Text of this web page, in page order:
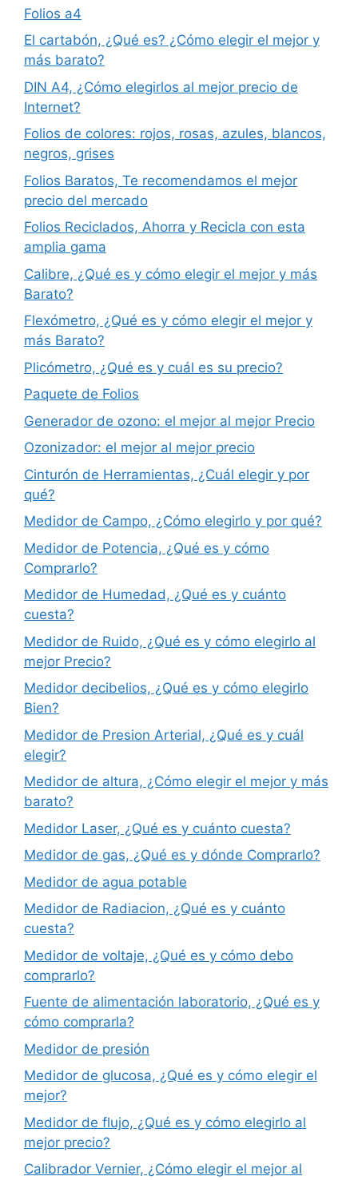
Folios a4
El cartabón, ¿Qué es? ¿Cómo elegir el mejor y
más barato?
DIN A4, ¿Cómo elegirlos al mejor precio de
Internet?
Folios de colores: rojos, rosas, azules, blancos,
negros, grises
Folios Baratos, Te recomendamos el mejor
precio del mercado
Folios Reciclados, Ahorra y Recicla con esta
amplia gama
Calibre, ¿Qué es y cómo elegir el mejor y más
Barato?
Flexómetro, ¿Qué es y cómo elegir el mejor y
más Barato?
Plicómetro, ¿Qué es y cuál es su precio?
Paquete de Folios
Generador de ozono: el mejor al mejor Precio
Ozonizador: el mejor al mejor precio
Cinturón de Herramientas, ¿Cuál elegir y por
qué?
Medidor de Campo, ¿Cómo elegirlo y por qué?
Medidor de Potencia, ¿Qué es y cómo
Comprarlo?
Medidor de Humedad, ¿Qué es y cuánto
cuesta?
Medidor de Ruido, ¿Qué es y cómo elegirlo al
mejor Precio?
Medidor decibelios, ¿Qué es y cómo elegirlo
Bien?
Medidor de Presion Arterial, ¿Qué es y cuál
elegir?
Medidor de altura, ¿Cómo elegir el mejor y más
barato?
Medidor Laser, ¿Qué es y cuánto cuesta?
Medidor de gas, ¿Qué es y dónde Comprarlo?
Medidor de agua potable
Medidor de Radiacion, ¿Qué es y cuánto
cuesta?
Medidor de voltaje, ¿Qué es y cómo debo
comprarlo?
Fuente de alimentación laboratorio, ¿Qué es y
cómo comprarla?
Medidor de presión
Medidor de glucosa, ¿Qué es y cómo elegir el
mejor?
Medidor de flujo, ¿Qué es y cómo elegirlo al
mejor precio?
Calibrador Vernier, ¿Cómo elegir el mejor al